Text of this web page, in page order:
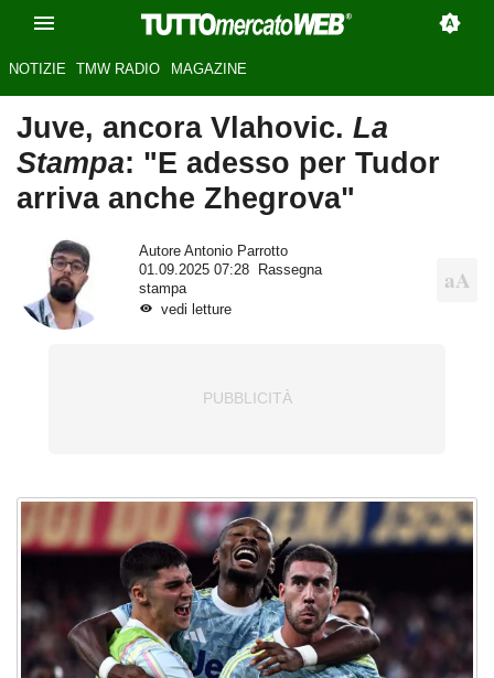
NOTIZIE TMW RADIO MAGAZINE
Juve, ancora Vlahovic. La
Stampa: "E adesso per Tudor
arriva anche Zhegrova"
Autore Antonio Parrotto
01.09.2025 07:28
Rassegna
stampa
vedi letture